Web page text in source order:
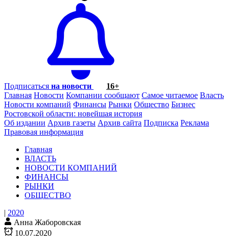
Подписаться на новости
16+
Главная Новости Компании сообщают Самое читаемое Власть
Новости компаний Финансы Рынки Общество Бизнес
Ростовской области: новейшая история
Об издании Архив газеты Архив сайта Подписка Реклама
Правовая информация
Главная
ВЛАСТЬ
НОВОСТИ КОМПАНИЙ
ФИНАНСЫ
РЫНКИ
ОБЩЕСТВО
| 2020
Анна Жаборовская
10.07.2020